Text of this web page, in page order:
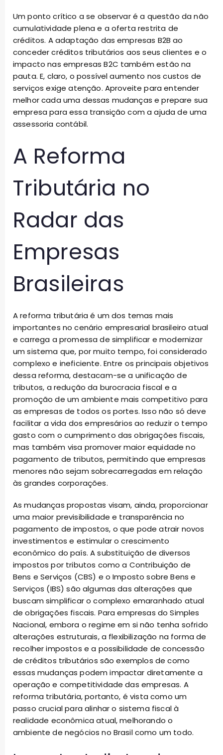
Um ponto crítico a se observar é a questão da não
cumulatividade plena e a oferta restrita de
créditos. A adaptação das empresas B2B ao
conceder créditos tributários aos seus clientes e o
impacto nas empresas B2C também estão na
pauta. E, claro, o possível aumento nos custos de
serviços exige atenção. Aproveite para entender
melhor cada uma dessas mudanças e prepare sua
empresa para essa transição com a ajuda de uma
assessoria contábil.
A Reforma
Tributária no
Radar das
Empresas
Brasileiras
A reforma tributária é um dos temas mais
importantes no cenário empresarial brasileiro atual
e carrega a promessa de simplificar e modernizar
um sistema que, por muito tempo, foi considerado
complexo e ineficiente. Entre os principais objetivos
dessa reforma, destacam-se a unificação de
tributos, a redução da burocracia fiscal e a
promoção de um ambiente mais competitivo para
as empresas de todos os portes. Isso não só deve
facilitar a vida dos empresários ao reduzir o tempo
gasto com o cumprimento das obrigações fiscais,
mas também visa promover maior equidade no
pagamento de tributos, permitindo que empresas
menores não sejam sobrecarregadas em relação
às grandes corporações.
As mudanças propostas visam, ainda, proporcionar
uma maior previsibilidade e transparência no
pagamento de impostos, o que pode atrair novos
investimentos e estimular o crescimento
econômico do país. A substituição de diversos
impostos por tributos como a Contribuição de
Bens e Serviços (CBS) e o Imposto sobre Bens e
Serviços (IBS) são algumas das alterações que
buscam simplificar o complexo emaranhado atual
de obrigações fiscais. Para empresas do Simples
Nacional, embora o regime em si não tenha sofrido
alterações estruturais, a flexibilização na forma de
recolher impostos e a possibilidade de concessão
de créditos tributários são exemplos de como
essas mudanças podem impactar diretamente a
operação e competitividade das empresas. A
reforma tributária, portanto, é vista como um
passo crucial para alinhar o sistema fiscal à
realidade econômica atual, melhorando o
ambiente de negócios no Brasil como um todo.